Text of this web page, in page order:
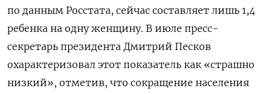
по данным Росстата, сейчас составляет лишь 1,4
ребенка на одну женщину. В июле пресс-
секретарь президента Дмитрий Песков
охарактеризовал этот показатель как «страшно
низкий», отметив, что сокращение населения